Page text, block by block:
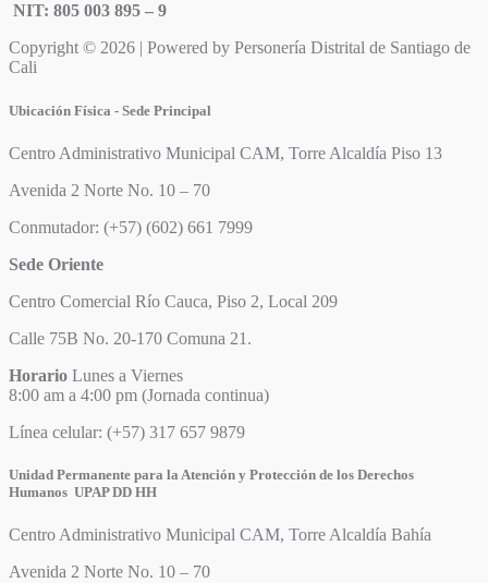
NIT: 805 003 895 – 9
Copyright © 2026 | Powered by Personería Distrital de Santiago de
Cali
Ubicación Física - Sede Principal
Centro Administrativo Municipal CAM, Torre Alcaldía Piso 13
Avenida 2 Norte No. 10 – 70
Conmutador: (+57) (602) 661 7999
Sede Oriente
Centro Comercial Río Cauca, Piso 2, Local 209
Calle 75B No. 20-170 Comuna 21.
Horario Lunes a Viernes
8:00 am a 4:00 pm (Jornada continua)
Línea celular: (+57) 317 657 9879
Unidad Permanente para la Atención y Protección de los Derechos
Humanos UPAP DD HH
Centro Administrativo Municipal CAM, Torre Alcaldía Bahía
Avenida 2 Norte No. 10 – 70